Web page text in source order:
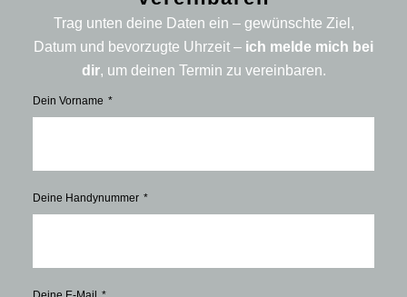
Trag unten deine Daten ein – gewünschte Ziel,
Datum und bevorzugte Uhrzeit – ich melde mich bei
dir, um deinen Termin zu vereinbaren.
Dein Vorname
Deine Handynummer